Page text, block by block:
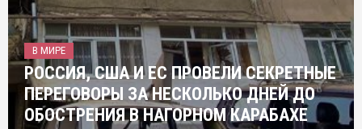
В МИРЕ
РОССИЯ, США И ЕС ПРОВЕЛИ СЕКРЕТНЫЕ
ПЕРЕГОВОРЫ ЗА НЕСКОЛЬКО ДНЕЙ ДО
ОБОСТРЕНИЯ В НАГОРНОМ КАРАБАХЕ